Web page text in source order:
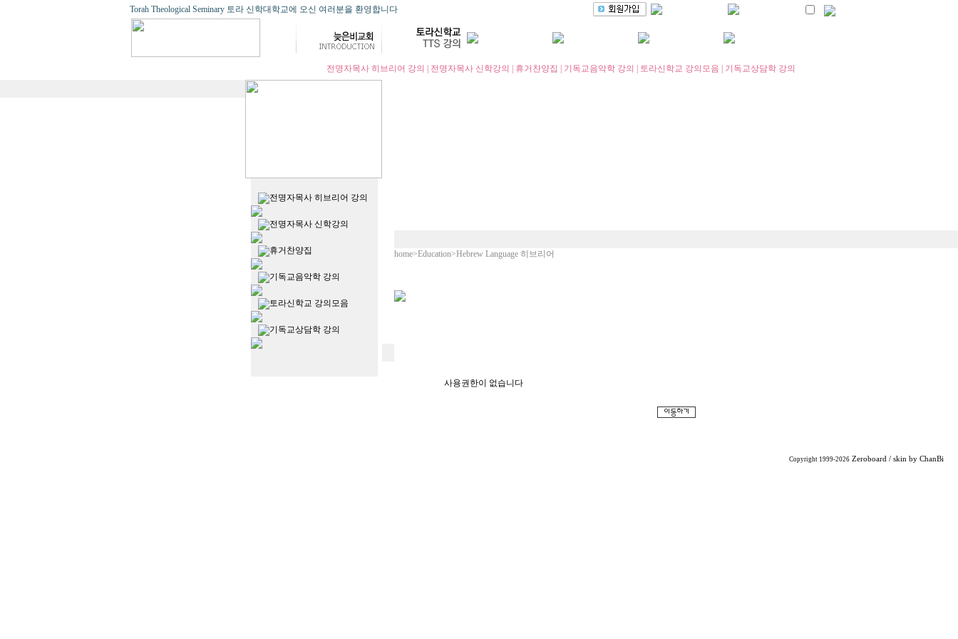
Torah Theological Seminary 토라 신학대학교에 오신 여러분을 환영합니다
전명자목사 히브리어 강의 전명자목사 신학강의 휴거찬양집 기독교음악학 강의 토라신학교 강의모음 기독교상담학 강의
전명자목사 히브리어 강의
전명자목사 신학강의
휴거찬양집
기독교음악학 강의
토라신학교 강의모음
기독교상담학 강의
home>Education>Hebrew Language 히브리어
사용권한이 없습니다
Copyright 1999-2026 Zeroboard / skin by ChanBi